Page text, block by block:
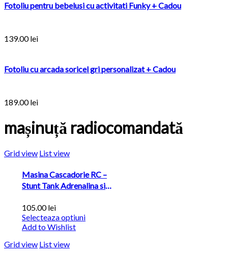
Fotoliu pentru bebelusi cu activitati Funky + Cadou
139.00lei
Fotoliu cu arcada soricel gri personalizat + Cadou
189.00lei
mașinuță radiocomandată
Grid view List view
Masina Cascadorie RC –
Stunt Tank Adrenalina si
105.00lei
Selecteaza optiuni
Add to Wishlist
Grid view List view